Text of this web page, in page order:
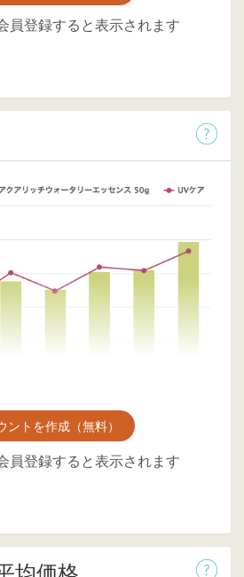
員登録すると表示されます
ントを作成（無料）
員登録すると表示されます